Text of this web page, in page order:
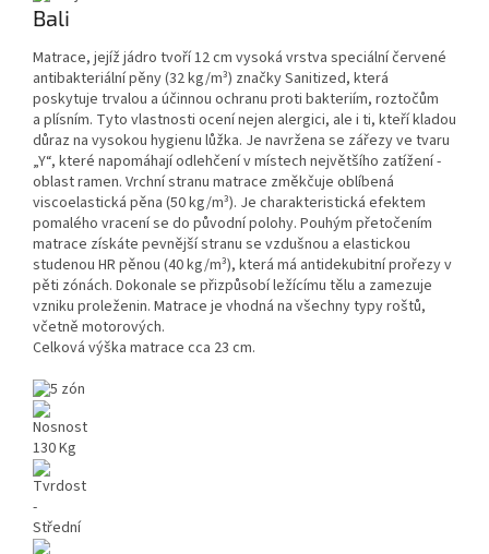
Bali
Matrace, jejíž jádro tvoří 12 cm vysoká vrstva speciální červené
antibakteriální pěny (32 kg/m³) značky Sanitized, která
poskytuje trvalou a účinnou ochranu proti bakteriím, roztočům
a plísním. Tyto vlastnosti ocení nejen alergici, ale i ti, kteří kladou
důraz na vysokou hygienu lůžka. Je navržena se zářezy ve tvaru
„Y“, které napomáhají odlehčení v místech největšího zatížení -
oblast ramen. Vrchní stranu matrace změkčuje oblíbená
viscoelastická pěna (50 kg/m³). Je charakteristická efektem
pomalého vracení se do původní polohy. Pouhým přetočením
matrace získáte pevnější stranu se vzdušnou a elastickou
studenou HR pěnou (40 kg/m³), která má antidekubitní prořezy v
pěti zónách. Dokonale se přizpůsobí ležícímu tělu a zamezuje
vzniku proleženin. Matrace je vhodná na všechny typy roštů,
včetně motorových.
Celková výška matrace cca 23 cm.